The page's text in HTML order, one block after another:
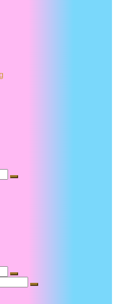
Suche
Suche
Suche